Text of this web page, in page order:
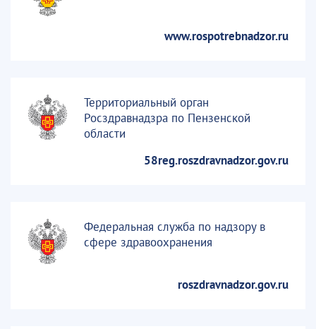
www.rospotrebnadzor.ru
Территориальный орган
Росздравнадзра по Пензенской
области
58reg.roszdravnadzor.gov.ru
Федеральная служба по надзору в
сфере здравоохранения
roszdravnadzor.gov.ru